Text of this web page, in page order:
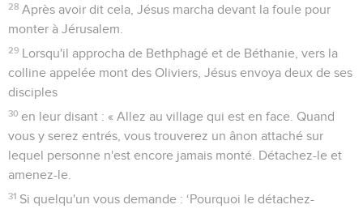
28 Après avoir dit cela, Jésus marcha devant la foule pour
monter à Jérusalem.
29 Lorsqu'il approcha de Bethphagé et de Béthanie, vers la
colline appelée mont des Oliviers, Jésus envoya deux de ses
disciples
30 en leur disant : « Allez au village qui est en face. Quand
vous y serez entrés, vous trouverez un ânon attaché sur
lequel personne n'est encore jamais monté. Détachez-le et
amenez-le.
31 Si quelqu'un vous demande : ‘Pourquoi le détachez-